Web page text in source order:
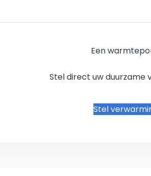
Een
Stel direct uw duurzame
Stel